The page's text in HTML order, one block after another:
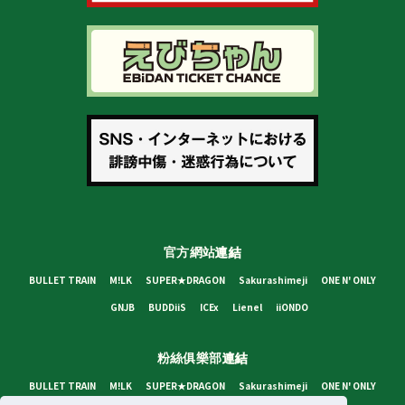
官方網站連結
BULLET TRAIN M!LK SUPER★DRAGON Sakurashimeji
ONE N' ONLY
GNJB
BUDDiiS ICEx Lienel iiONDO
粉絲俱樂部連結
BULLET TRAIN M!LK SUPER★DRAGON Sakurashimeji ONE N' ONLY